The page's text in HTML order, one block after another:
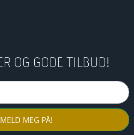
OG GODE TILBUD!
MELD MEG PÅ!